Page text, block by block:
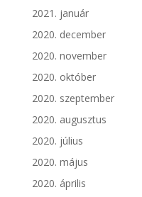
2021. január
2020. december
2020. november
2020. október
2020. szeptember
2020. augusztus
2020. július
2020. május
2020. április